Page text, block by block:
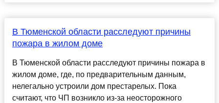
В Тюменской области расследуют причины
пожара в жилом доме
В Тюменской области расследуют причины пожара в
жилом доме, где, по предварительным данным,
нелегально устроили дом престарелых. Пока
считают, что ЧП возникло из-за неосторожного